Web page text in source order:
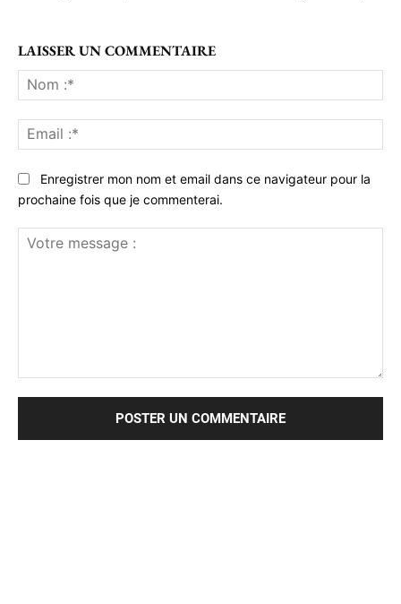
LAISSER UN COMMENTAIRE
:*
:*
Enregistrer mon nom et email dans ce navigateur pour la
prochaine fois que je commenterai.